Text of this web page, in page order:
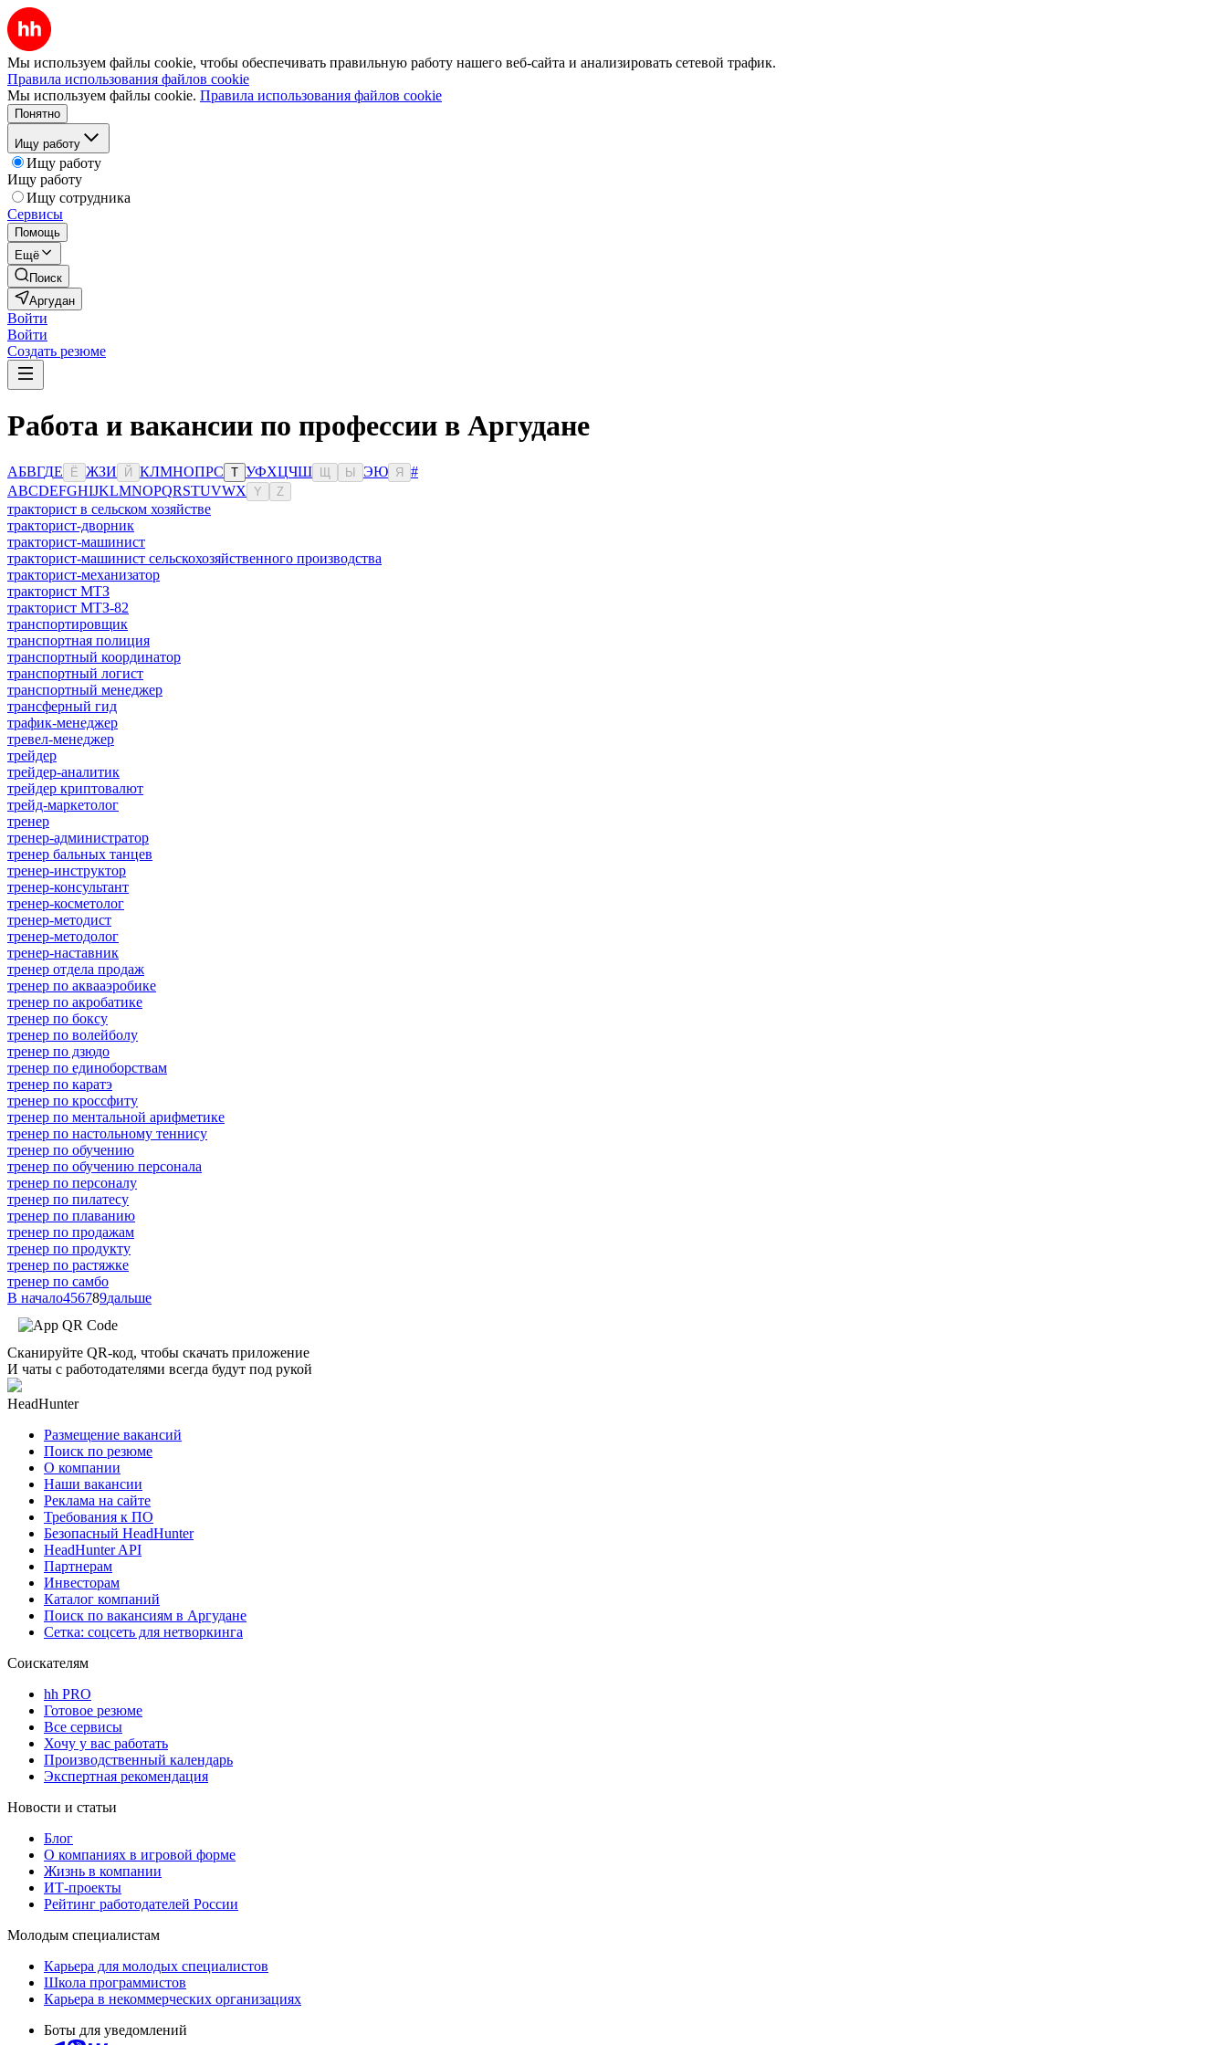
Мы используем файлы cookie, чтобы обеспечивать правильную работу нашего веб-сайта и анализировать сетевой трафик.
Правила использования файлов cookie
Мы используем файлы cookie. Правила использования файлов cookie
Понятно
Ищу работу
Ищу работу
Ищу работу
Ищу сотрудника
Сервисы
Помощь
Ещё
Поиск
Аргудан
Войти
Войти
Создать резюме
Работа и вакансии по профессии в Аргудане
АБВГДЕ Ё ЖЗИ Й КЛМНОПРС Т УФХЦЧШ Ы ЭЮ Я
#
ABCDEFGHIJKLMNOPQRSTUVWX Y Z
тракторист в сельском хозяйстве
тракторист-дворник
тракторист-машинист
тракторист-машинист сельскохозяйственного производства
тракторист-механизатор
тракторист МТЗ
тракторист МТЗ-82
транспортировщик
транспортная полиция
транспортный координатор
транспортный логист
транспортный менеджер
трансферный гид
трафик-менеджер
тревел-менеджер
трейдер
трейдер-аналитик
трейдер криптовалют
трейд-маркетолог
тренер
тренер-администратор
тренер бальных танцев
тренер-инструктор
тренер-консультант
тренер-косметолог
тренер-методист
тренер-методолог
тренер-наставник
тренер отдела продаж
тренер по аквааэробике
тренер по акробатике
тренер по боксу
тренер по волейболу
тренер по дзюдо
тренер по единоборствам
тренер по каратэ
тренер по кроссфиту
тренер по ментальной арифметике
тренер по настольному теннису
тренер по обучению
тренер по обучению персонала
тренер по персоналу
тренер по пилатесу
тренер по плаванию
тренер по продажам
тренер по продукту
тренер по растяжке
тренер по самбо
В начало456789дальше
Сканируйте QR-код, чтобы скачать приложение
И чаты с работодателями всегда будут под рукой
HeadHunter
Размещение вакансий
Поиск по резюме
О компании
Наши вакансии
Реклама на сайте
Требования к ПО
Безопасный HeadHunter
HeadHunter API
Партнерам
Инвесторам
Каталог компаний
Поиск по вакансиям в Аргудане
Сетка: соцсеть для нетворкинга
Соискателям
hh PRO
Готовое резюме
Все сервисы
Хочу у вас работать
Производственный календарь
Экспертная рекомендация
Новости и статьи
Блог
О компаниях в игровой форме
Жизнь в компании
ИТ-проекты
Рейтинг работодателей России
Молодым специалистам
Карьера для молодых специалистов
Школа программистов
Карьера в некоммерческих организациях
Боты для уведомлений